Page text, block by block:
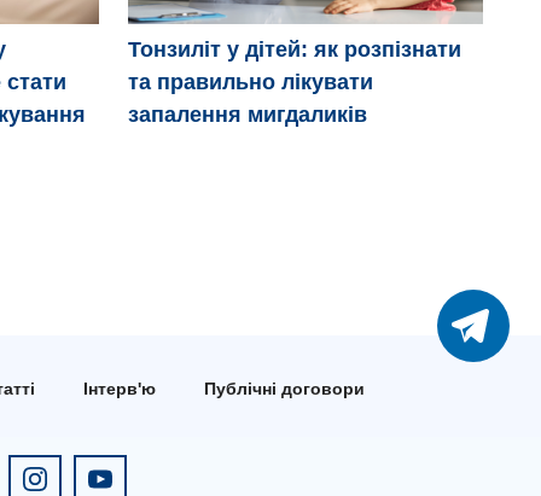
Тонзиліт у дітей: як розпізнати
та правильно лікувати
запалення мигдаликів
Інтерв'ю Публічні договори